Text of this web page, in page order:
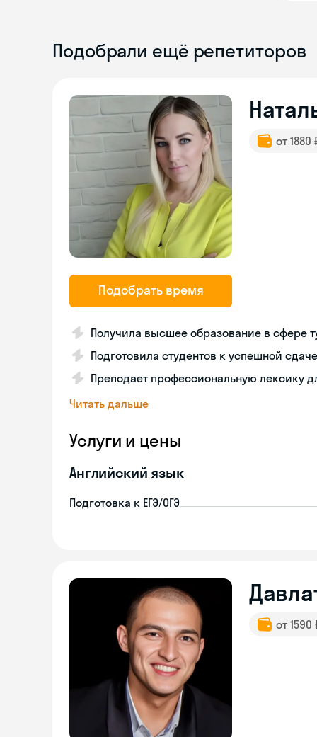
Подобрали ещё репетиторов
Подобрать время
от
Получила высшее образование в сфере
Подготовила студентов к успешной
Преподает профессиональную лексику
Читать дальше
Услуги и цены
Английский язык
Подготовка к ЕГЭ/ОГЭ
от